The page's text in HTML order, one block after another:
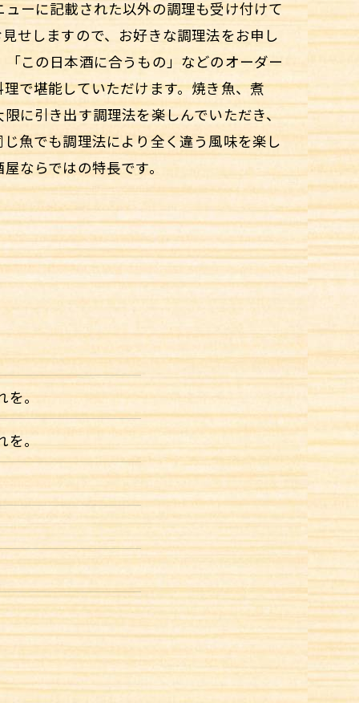
ーに記載された以外の調理も受け付けて
せしますので、お好きな調理法をお申し
この日本酒に合うもの」などのオーダー
で堪能していただけます。焼き魚、煮
に引き出す調理法を楽しんでいただき、
魚でも調理法により全く違う風味を楽し
ならではの特長です。
を。
を。